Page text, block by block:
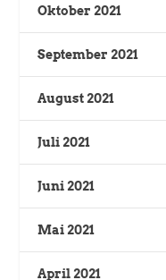
Oktober 2021
September 2021
August 2021
Juli 2021
Juni 2021
Mai 2021
April 2021